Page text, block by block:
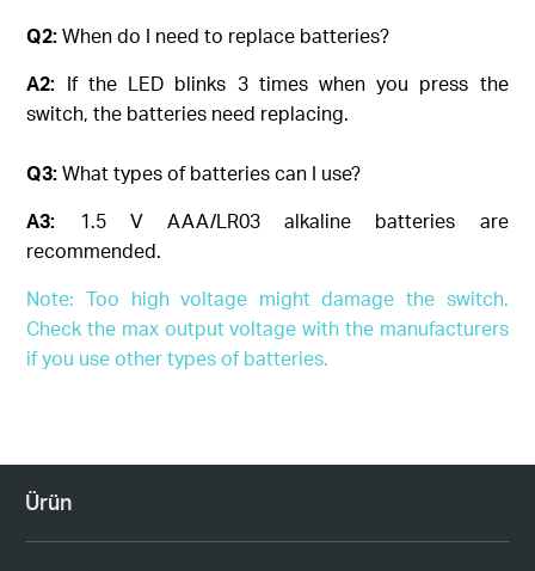
Q2:When do I need to replace batteries?
A2: If the LED blinks 3 times when you press the
switch, the batteries need replacing.
Q3:What types of batteries can I use?
A3: 1.5 V AAA/LR03 alkaline batteries are
recommended.
Note: Too high voltage might damage the switch.
Check the max output voltage with the manufacturers
if you use other types of batteries.
Ürün